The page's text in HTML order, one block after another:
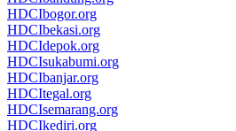
HDCIbogor.org
HDCIbekasi.org
HDCIdepok.org
HDCIsukabumi.org
HDCIbanjar.org
HDCItegal.org
HDCIsemarang.org
HDCIkediri.org